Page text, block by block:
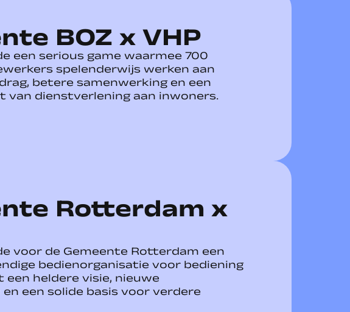
BOZ x VHP
een serious game waarmee 700
spelenderwijs werken aan
betere samenwerking en een
van dienstverlening aan inwoners.
Rotterdam x
voor de Gemeente Rotterdam een
bedienorganisatie voor bediening
een heldere visie, nieuwe
een solide basis voor verdere